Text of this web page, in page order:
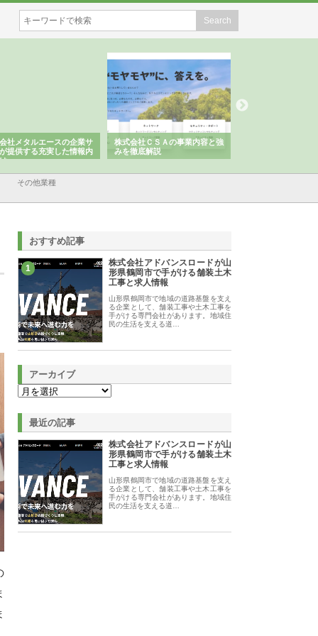
社メタルエースの企業サ
提供する充実した情報内
株式会社ＣＳＡの事業内容と強
みを徹底解説
その他業種
おすすめ記事
1
株式会社アドバンスロードが山
形県鶴岡市で手がける舗装土木
工事と求人情報
山形県鶴岡市で地域の道路基盤を支え
る企業として、舗装工事や土木工事を
手がける専門会社があります。地域住
民の生活を支える道…
アーカイブ
最近の記事
株式会社アドバンスロードが山
形県鶴岡市で手がける舗装土木
工事と求人情報
山形県鶴岡市で地域の道路基盤を支え
る企業として、舗装工事や土木工事を
手がける専門会社があります。地域住
民の生活を支える道…